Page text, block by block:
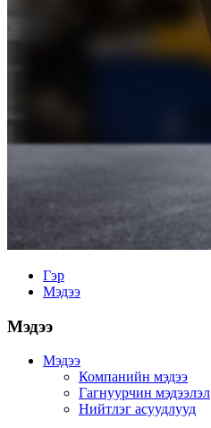
Гэр
Мэдээ
Мэдээ
Мэдээ
Компанийн мэдээ
Гагнуурчин мэдээлэл
Нийтлэг асуудлууд